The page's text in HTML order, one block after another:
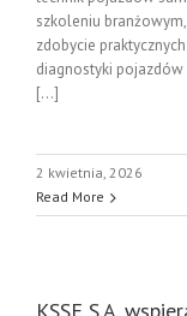
szkoleniu
zdobycie
diagnostyki
[...]
2 kwietnia, 2026
Read More